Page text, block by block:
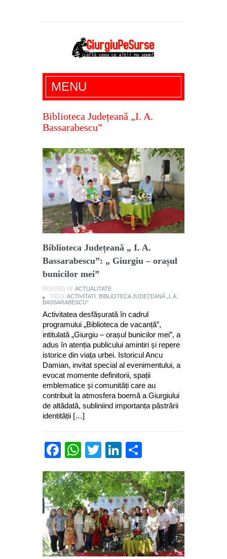
Giurgiu Pe Surse – actualitate giurgiu,
administratie giurgiu, stiri politice, social
economic, editoriale giurgiu, dezvaluiri,
soc, cancan, stiri locale
MENU
Biblioteca Județeană „I. A.
Bassarabescu”
Biblioteca Județeană „ I. A.
Bassarabescu”: „ Giurgiu – orașul
bunicilor mei”
POSTED IN: ACTUALITATE
TAGS: ACTIVITATI
BIBLIOTECA JUDEȚEANĂ „I. A.
BASSARABESCU”
Activitatea desfășurată în cadrul
programului „Biblioteca de vacanță”,
intitulată „Giurgiu – orașul bunicilor mei”, a
adus în atenția publicului amintiri și repere
istorice din viața urbei. Istoricul Ancu
Damian, invitat special al evenimentului, a
evocat momente definitorii, spații
emblematice și comunități care au
contribuit la atmosfera boemă a Giurgiului
de altădată, subliniind importanța păstrării
identității […]
Facebook
WhatsApp
TwitterLinkedIn